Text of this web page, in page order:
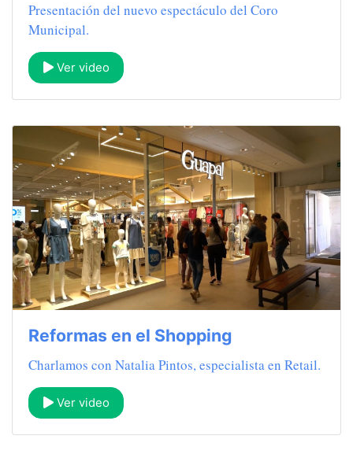
Presentación del nuevo espectáculo del Coro
Municipal.
Ver video
Reformas en el Shopping
Charlamos con Natalia Pintos, especialista en Retail.
Ver video